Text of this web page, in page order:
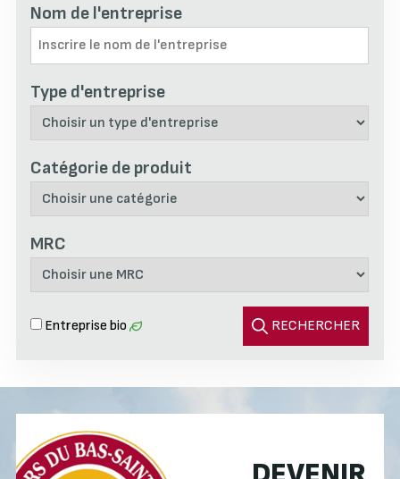
Nom de l'entreprise
Type d'entreprise
Catégorie de produit
MRC
Entreprise bio RECHERCHER